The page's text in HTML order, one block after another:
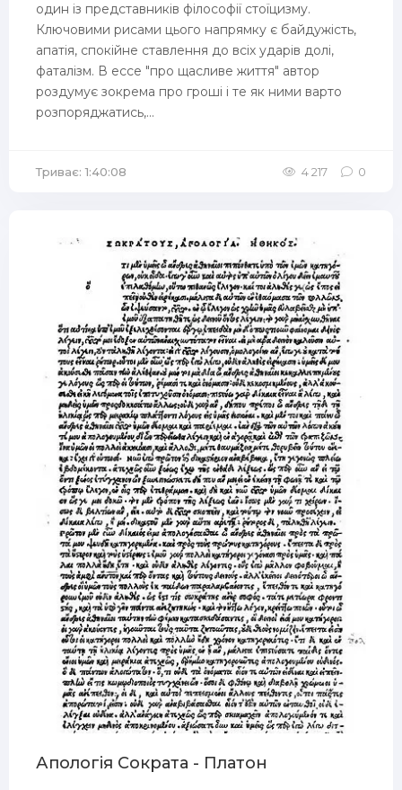
один із представників філософії стоїцизму.
Ключовими рисами цього напрямку є байдужість,
апатія, спокійне ставлення до всіх ударів долі,
фаталізм. В ессе "про щасливе життя" автор
роздумує зокрема про гроші і те як ними варто
розпоряджатись,...
Триває: 1:40:08 4 217 0
Апологія Сократа - Платон